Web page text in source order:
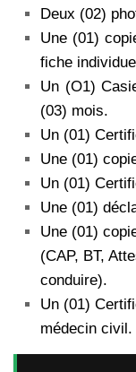
Deux (02)
Une (01)
fiche
Un (O1)
(03) mois.
Un (01)
Une (01)
Un (01)
Une (01)
Une (01)
(CAP, BT,
conduire).
Un (01)
médecin civil.